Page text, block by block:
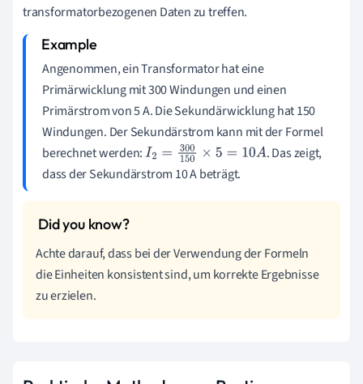
transformatorbezogenen Daten zu treffen.
Angenommen, ein Transformator hat eine
Primärwicklung mit 300 Windungen und einen
Primärstrom von 5 A. Die Sekundärwicklung hat 150
Windungen. Der Sekundärstrom kann mit der Formel
berechnet werden:I2= 300150 ×5 =10A
. Das zeigt,
dass der Sekundärstrom 10 A beträgt.
Achte darauf, dass bei der Verwendung der Formeln
die Einheiten konsistent sind, um korrekte Ergebnisse
zu erzielen.